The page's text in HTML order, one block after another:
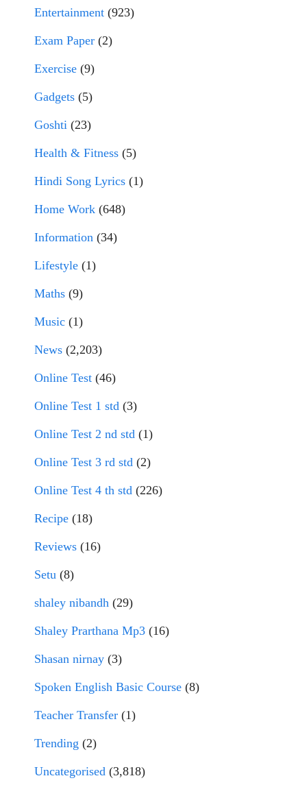
Entertainment (923)
Exam Paper (2)
Exercise (9)
Gadgets (5)
Goshti (23)
Health & Fitness (5)
Hindi Song Lyrics (1)
Home Work (648)
Information (34)
Lifestyle (1)
Maths (9)
Music (1)
News (2,203)
Online Test (46)
Online Test 1 std (3)
Online Test 2 nd std (1)
Online Test 3 rd std (2)
Online Test 4 th std (226)
Recipe (18)
Reviews (16)
Setu (8)
shaley nibandh (29)
Shaley Prarthana Mp3 (16)
Shasan nirnay (3)
Spoken English Basic Course (8)
Teacher Transfer (1)
Trending (2)
Uncategorised (3,818)